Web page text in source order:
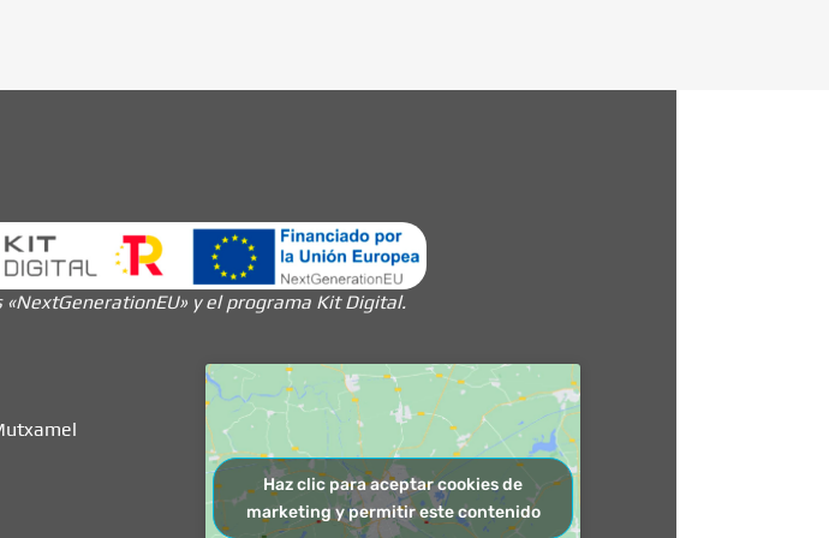
y el programa Kit Digital.
Haz clic para aceptar cookies de
marketing y permitir este contenido